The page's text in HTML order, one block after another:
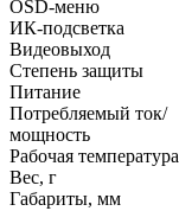
OSD-меню
ИК-подсветка
Видеовыход
Степень защиты
Питание
Потребляемый ток/
мощность
Рабочая температура
Вес, г
Габариты, мм